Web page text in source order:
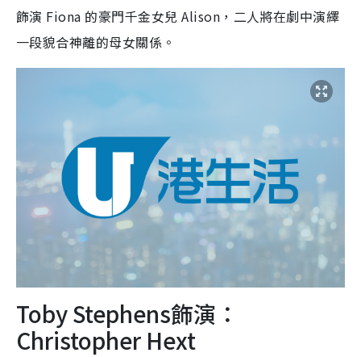
飾演 Fiona 的豪門千金女兒 Alison，二人將在劇中演繹
一段貌合神離的母女關係。
Toby Stephens飾演：
Christopher Hext